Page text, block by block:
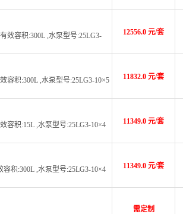
效容积:300L ,水泵型号:25LG3-
12556.0 元/套
容积:300L ,水泵型号:25LG3-10×5
11832.0 元/套
容积:15L ,水泵型号:25LG3-10×4
11349.0 元/套
积:300L ,水泵型号:25LG3-10×4
11349.0 元/套
需定制